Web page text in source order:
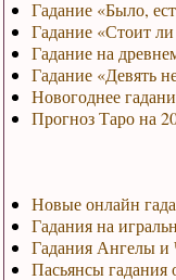
Гадание «Было,
Гадание «Стоит
Гадание на
Гадание «Девять
Новогоднее
Прогноз Таро на
Новые онлайн
Гадания на
Гадания Ангелы и
Пасьянсы гадания